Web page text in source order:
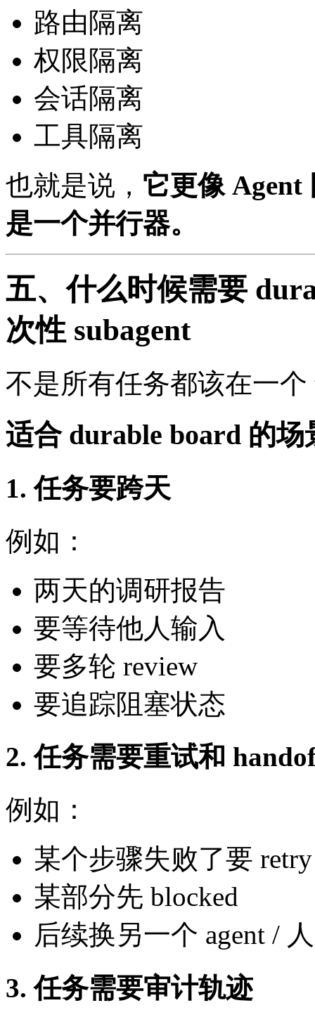
路由隔离
权限隔离
会话隔离
工具隔离
也就是说， 它更像 Agent
是一个并行器。
五、什么时候需要
次性 subagent
不是所有任务都该在一个
适合 durable board 的场
1. 任务要跨天
例如：
两天的调研报告
要等待他人输入
要多轮 review
要追踪阻塞状态
2. 任务需要重试和
例如：
某个步骤失败了要 retry
某部分先 blocked
后续换另一个 agent /
3. 任务需要审计轨迹